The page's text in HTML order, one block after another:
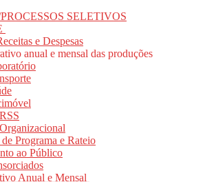
SELETIVOS
e Despesas
anual e mensal das produções
Programa e Rateio
ao Público
Anual e Mensal